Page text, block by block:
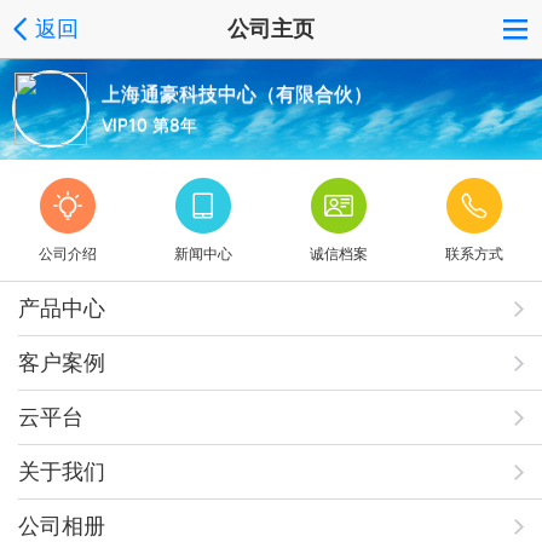
返回 公司主页
上海通豪科技中心（有限合伙）
VIP10 第8年
公司介绍 新闻中心 诚信档案 联系方式
产品中心
客户案例
云平台
关于我们
公司相册